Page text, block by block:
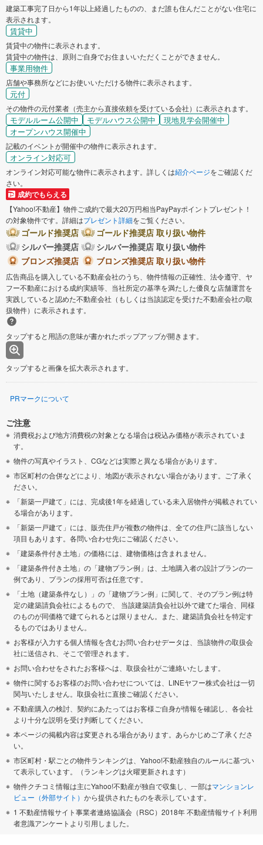
建築工事完了日から1年以上経過したものの、まだ誰も住んだことがない住宅に
表示されます。
賃貸中
賃貸中の物件に表示されます。
賃貸中の物件は、原則ご自身でお住まいいただくことができません。
事業用物件
店舗や事務所などにお使いいただける物件に表示されます。
元付
その物件の元付業者（売主から直接依頼を受けている会社）に表示されます。
モデルルーム公開中 モデルハウス公開中
現地見学会開催中
オープンハウス開催中
記載のイベントが開催中の物件に表示されます。
オンライン対応可
オンライン対応可能な物件に表示されます。詳しくは紹介ページをご確認くだ
さい。
成約でもらえる
【Yahoo!不動産】物件ご成約で最大20万円相当PayPayポイントプレゼント！
の対象物件です。詳細はプレゼント詳細をご覧ください。
ゴールド推奨店
ゴールド推奨店 取り扱い物件
シルバー推奨店
シルバー推奨店 取り扱い物件
ブロンズ推奨店
ブロンズ推奨店 取り扱い物件
広告商品を購入している不動産会社のうち、物件情報の正確性、法令遵守、ヤ
フー不動産における成約実績等、当社所定の基準を満たした優良な店舗運営を
実践していると認めた不動産会社（もしくは当該認定を受けた不動産会社の取
扱物件）に表示されます。
タップすると用語の意味が書かれたポップアップが開きます。
タップすると画像を拡大表示されます。
PRマークについて
ご注意
消費税および地方消費税の対象となる場合は税込み価格が表示されていま
す。
物件の写真やイラスト、CGなどは実際と異なる場合があります。
市区町村の合併などにより、地図が表示されない場合があります。ご了承く
ださい。
「新築一戸建て」には、完成後1年を経過している未入居物件が掲載されてい
る場合があります。
「新築一戸建て」には、販売住戸が複数の物件は、全ての住戸に該当しない
項目もあります。各問い合わせ先にご確認ください。
「建築条件付き土地」の価格には、建物価格は含まれません。
「建築条件付き土地」の「建物プラン例」は、土地購入者の設計プランの一
例であり、プランの採用可否は任意です。
「土地（建築条件なし）」の「建物プラン例」に関して、そのプラン例は特
定の建築請負会社によるもので、 当該建築請負会社以外で建てた場合、同様
のものが同価格で建てられるとは限りません。また、建築請負会社を特定す
るものではありません。
お客様が入力する個人情報を含むお問い合わせデータは、当該物件の取扱会
社に送信され、そこで管理されます。
お問い合わせをされたお客様へは、取扱会社がご連絡いたします。
物件に関するお客様のお問い合わせについては、LINEヤフー株式会社は一切
関与いたしません。取扱会社に直接ご確認ください。
不動産購入の検討、契約にあたってはお客様ご自身が情報を確認し、各会社
より十分な説明を受け判断してください。
本ページの掲載内容は変更される場合があります。あらかじめご了承くださ
い。
市区町村・駅ごとの物件ランキングは、Yahoo!不動産独自のルールに基づい
て表示しています。（ランキングは火曜更新されます）
物件クチコミ情報は主にYahoo!不動産が独自で収集し、一部はマンションレ
ビュー（外部サイト） から提供されたものを表示しています。
1 不動産情報サイト事業者連絡協議会（RSC）2018年 不動産情報サイト利用
者意識アンケートより引用しました。